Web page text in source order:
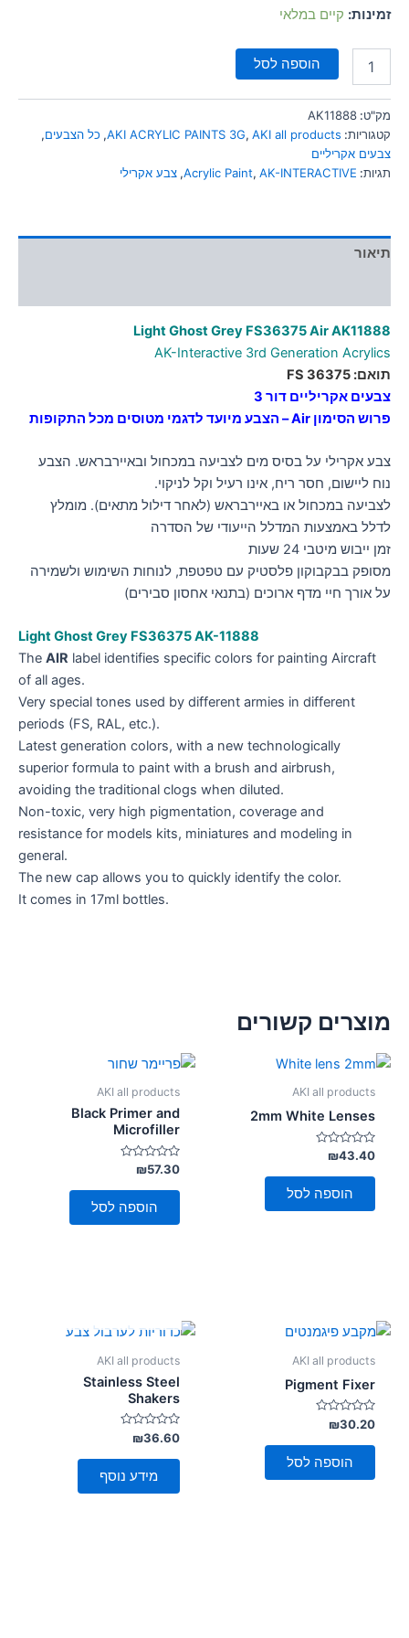
font_download סמן קישורים זמינות: קיים במלאי
הוספה לסל
מק"ט: AK11888
קטגוריות:
AKI ACRYLIC PAINTS 3G, AKI all products
, כל הצבעים,
צבעים אקריליים
תגיות:
Acrylic Paint, AK-INTERACTIVE
, צבע אקרילי
תיאור
Light Ghost Grey FS36375 Air AK11888
AK-Interactive 3rd Generation Acrylics
תואם: FS 36375
צבעים אקריליים דור 3
פרוש הסימון Air – הצבע מיועד לדגמי מטוסים מכל התקופות
צבע אקרילי על בסיס מים לצביעה במכחול ובאיירבראש. הצבע
נוח ליישום, חסר ריח, אינו רעיל וקל לניקוי.
לצביעה במכחול או באיירבראש (לאחר דילול מתאים). מומלץ
לדלל באמצעות המדלל הייעודי של הסדרה
זמן ייבוש מיטבי 24 שעות
מסופק בבקבוקון פלסטיק עם טפטפת, לנוחות השימוש ולשמירה
על אורך חיי מדף ארוכים (בתנאי אחסון סבירים)
Light Ghost Grey FS36375 AK-11888
The AIR label identifies specific colors for painting Aircraft
of all ages.
Very special tones used by different armies in different
periods (FS, RAL, etc.).
Latest generation colors, with a new technologically
superior formula to paint with a brush and airbrush,
avoiding the traditional clogs when diluted.
Non-toxic, very high pigmentation, coverage and
resistance for models kits, miniatures and modeling in
general.
The new cap allows you to quickly identify the color.
It comes in 17ml bottles.
מוצרים קשורים
AKI all products
2mm White Lenses
דורג
0
מתוך
₪43.40
הוספה לסל
AKI all products
Black Primer and
Microfiller
דורג
0
מתוך
₪57.30
הוספה לסל
AKI all products
Pigment Fixer
דורג
0
מתוך
₪30.20
הוספה לסל
AKI all products
Stainless Steel
Shakers
דורג
0
מתוך
₪36.60
מידע נוסף